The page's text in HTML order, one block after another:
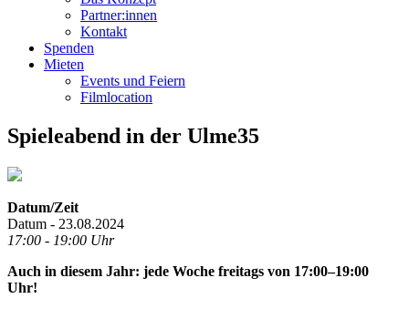
Partner:innen
Kontakt
Spenden
Mieten
Events und Feiern
Filmlocation
Spieleabend in der Ulme35
Datum/Zeit
Datum - 23.08.2024
17:00 - 19:00 Uhr
Auch in diesem Jahr: jede Woche freitags von 17:00–19:00
Uhr!